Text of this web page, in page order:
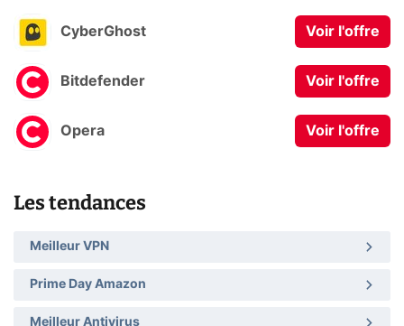
CyberGhost Voir l'offre
Bitdefender Voir l'offre
Opera Voir l'offre
Les tendances
Meilleur VPN
Prime Day Amazon
Meilleur Antivirus